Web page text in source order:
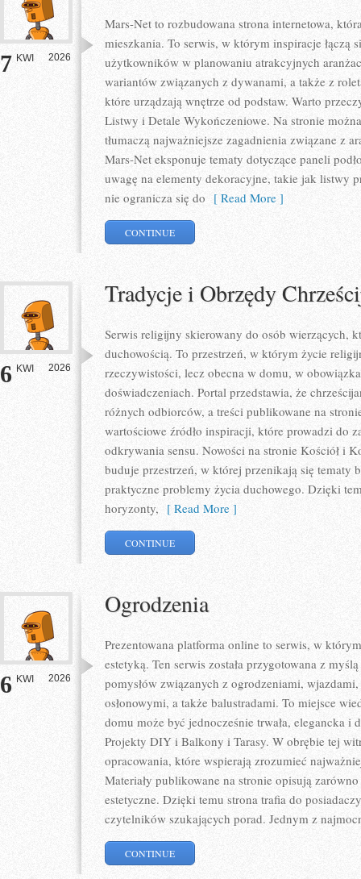
7 KWI 2026
Mars-Net to rozbudowana strona internetowa,
mieszkania. To serwis, w którym inspiracje łączą
użytkowników w planowaniu atrakcyjnych
wariantów związanych z dywanami, a także z
które urządzają wnętrze od podstaw. Warto
Listwy i Detale Wykończeniowe. Na stronie
tłumaczą najważniejsze zagadnienia związane z
Mars-Net eksponuje tematy dotyczące paneli
uwagę na elementy dekoracyjne, takie jak listwy
nie ogranicza się do [ Read More ]
CONTINUE
6 KWI 2026
Tradycje i Obrzędy
Serwis religijny skierowany do osób wierzących,
duchowością. To przestrzeń, w którym życie
rzeczywistości, lecz obecna w domu, w
doświadczeniach. Portal przedstawia, że
różnych odbiorców, a treści publikowane na
wartościowe źródło inspiracji, które prowadzi do
odkrywania sensu. Nowości na stronie Kościół i
buduje przestrzeń, w której przenikają się tematy
praktyczne problemy życia duchowego. Dzięki
horyzonty, [ Read More ]
CONTINUE
6 KWI 2026
Ogrodzenia
Prezentowana platforma online to serwis, w
estetyką. Ten serwis została przygotowana z
pomysłów związanych z ogrodzeniami,
osłonowymi, a także balustradami. To miejsce
domu może być jednocześnie trwała, elegancka i
Projekty DIY i Balkony i Tarasy. W obrębie tej
opracowania, które wspierają zrozumieć
Materiały publikowane na stronie opisują
estetyczne. Dzięki temu strona trafia do
czytelników szukających porad. Jednym z
CONTINUE